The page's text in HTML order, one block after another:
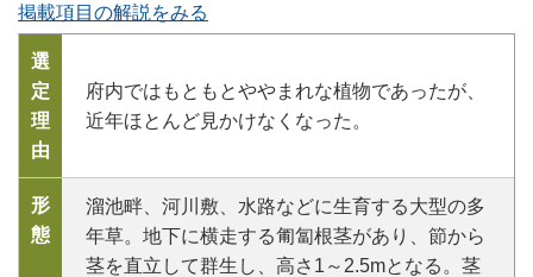
掲載項目の解説をみる
選
定
理
由
府内ではもともとややまれな植物であったが、
近年ほとんど見かけなくなった。
形
態
溜池畔、河川敷、水路などに生育する大型の多
年草。地下に横走する匍匐根茎があり、節から
茎を直立して群生し、高さ1～2.5mとなる。茎